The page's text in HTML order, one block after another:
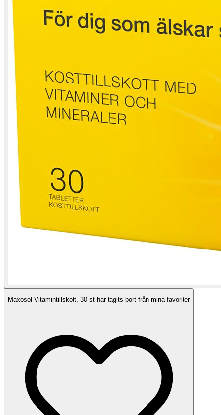
Maxosol Vitamintillskott, 30 st har tagits bort från mina favoriter